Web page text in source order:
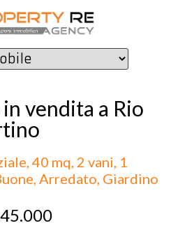
vendita a Rio
40 mq, 2 vani, 1
Arredato, Giardino